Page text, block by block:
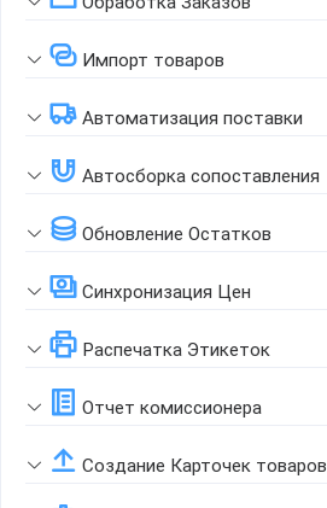
Импорт товаров
Автоматизация поставки
Автосборка сопоставления
Обновление Остатков
Синхронизация Цен
Распечатка Этикеток
Отчет комиссионера
Создание Карточек товаров